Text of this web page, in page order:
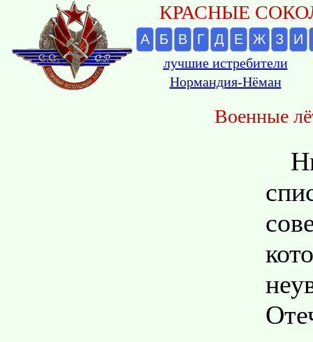
КРАСНЫЕ
А Б В Г Д Е Ж З И
лучшие истребители
Нормандия-Нёман
Военные